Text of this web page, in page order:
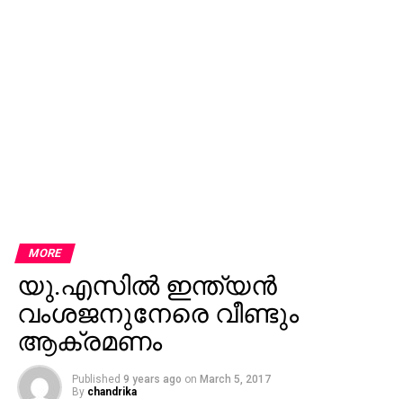
MORE
യു.എസില്‍ ഇന്ത്യന്‍
വംശജനുനേരെ വീണ്ടും
ആക്രമണം
Published 9 years ago on March 5, 2017
By chandrika